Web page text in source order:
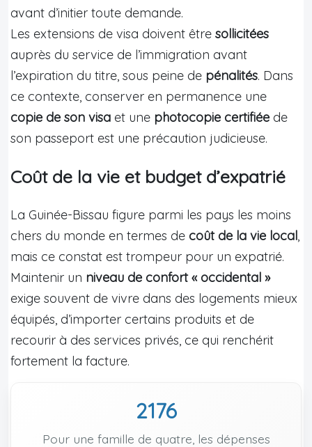
avant d’initier toute demande.
Les extensions de visa doivent être sollicitées
auprès du service de l’immigration avant
l’expiration du titre, sous peine de pénalités. Dans
ce contexte, conserver en permanence une
copie de son visa et une photocopie certifiée de
son passeport est une précaution judicieuse.
Coût de la vie et budget d’expatrié
La Guinée-Bissau figure parmi les pays les moins
chers du monde en termes de coût de la vie local,
mais ce constat est trompeur pour un expatrié.
Maintenir un niveau de confort « occidental »
exige souvent de vivre dans des logements mieux
équipés, d’importer certains produits et de
recourir à des services privés, ce qui renchérit
fortement la facture.
2176
Pour une famille de quatre, les dépenses